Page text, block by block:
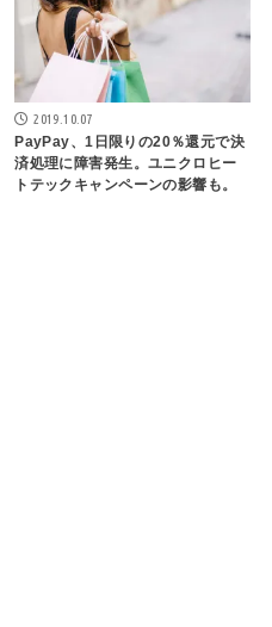
2019.10.07
PayPay、1日限りの20％還元で決
済処理に障害発生。ユニクロヒー
トテックキャンペーンの影響も。